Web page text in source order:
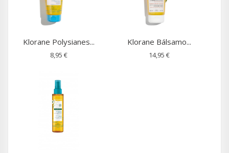
Klorane Polysianes...
8,95 €
Klorane Bálsamo...
14,95 €